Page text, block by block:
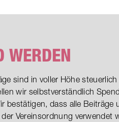
WERDEN
sind in voller Höhe
wir selbstverständlich
bestätigen, dass alle
Vereinsordnung verwendet